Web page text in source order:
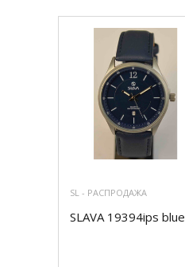
SL - РАСПРОДАЖА
SLAVA 19394ips blue